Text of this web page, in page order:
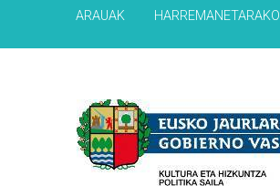
ARAUAK HARREMANETARAKO